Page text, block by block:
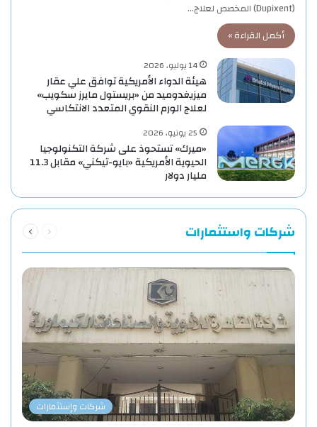
(Dupixent) المخصص لعلاج…
أكمل القراءة »
14 يوليو، 2026
هيئة الدواء الأمريكية توافق علي عقار
ميزيغدوميد من «بريستول مايرز سكويب»
لعلاج الورم النقوي المتعدد الانتكاسي
25 يونيو، 2026
«ميرك» تستحوذ على شركة التكنولوجيا
الحيوية الأمريكية «بايو-تيكني» مقابل 11.3
مليار دولار
شركات واستثمارات الصفحةالصفحة
شركات وإستثمارات